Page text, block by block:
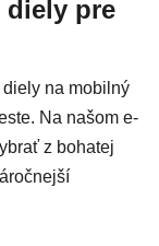
diely pre
na mobilný
Na našom e-
z bohatej